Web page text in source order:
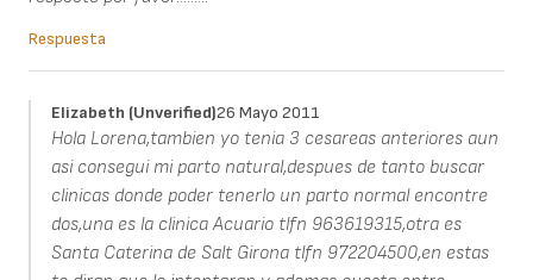
Respuesta
Elizabeth (unverified)26 Mayo 2011
Hola Lorena,tambien yo tenia 3 cesareas anteriores aun
asi consegui mi parto natural,despues de tanto buscar
clinicas donde poder tenerlo un parto normal encontre
dos,una es la clinica Acuario tlfn 963619315,otra es
Santa Caterina de Salt Girona tlfn 972204500,en estas